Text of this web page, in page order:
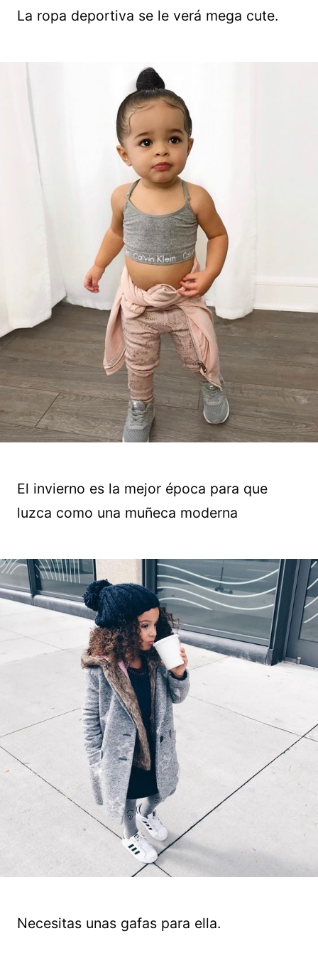
La ropa deportiva se le verá mega cute.
El invierno es la mejor época para que
luzca como una muñeca moderna
Necesitas unas gafas para ella.